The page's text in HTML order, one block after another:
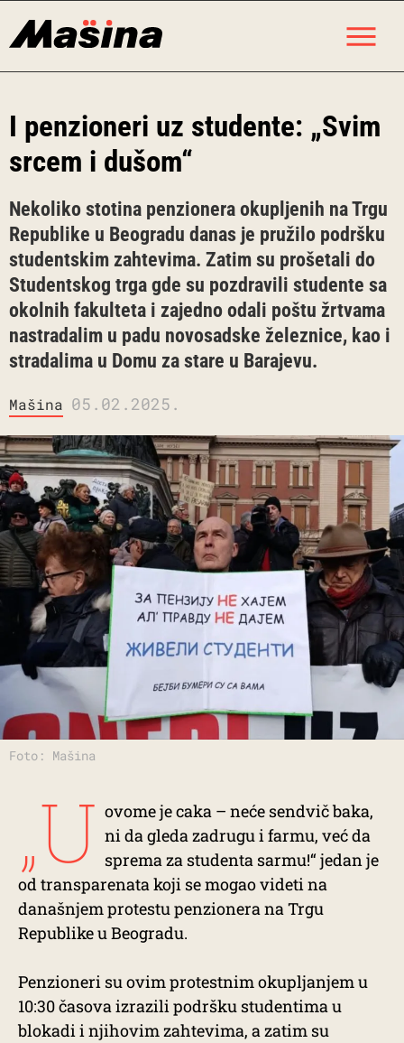
I penzioneri uz studente: „Svim
srcem i dušom“
Nekoliko stotina penzionera okupljenih na Trgu
Republike u Beogradu danas je pružilo podršku
studentskim zahtevima. Zatim su prošetali do
Studentskog trga gde su pozdravili studente sa
okolnih fakulteta i zajedno odali poštu žrtvama
nastradalim u padu novosadske železnice, kao i
stradalima u Domu za stare u Barajevu.
Mašina 05.02.2025.
Foto: Mašina
„U ovome je caka – neće sendvič baka,
ni da gleda zadrugu i farmu, već da
sprema za studenta sarmu!“ jedan je
od transparenata koji se mogao videti na
današnjem protestu penzionera na Trgu
Republike u Beogradu.
Penzioneri su ovim protestnim okupljanjem u
10:30 časova izrazili podršku studentima u
blokadi i njihovim zahtevima, a zatim su